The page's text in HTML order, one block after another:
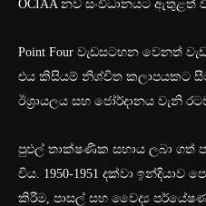
OCIAA නව සංවිධානයට ඇතුළත්
Point Four වැඩසටහන වෙනත්
එය කිසියම් නිශ්චිත කලාපයකට
ඊශ්‍රායලය සහ ජෝර්දානය වැනි
පුළුල් තාක්ෂණික සහාය ලබා ගත්
විය. 1950-1951 දක්වා ඉන්දියාව
කිරීම, පාසල් සහ වෛද්‍ය